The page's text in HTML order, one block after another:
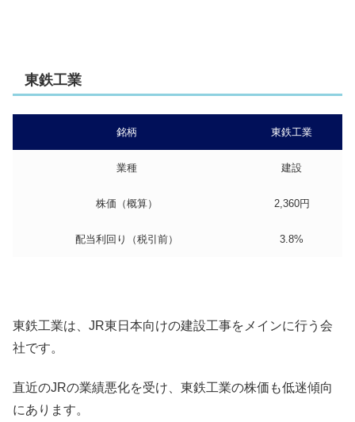
東鉄工業
銘柄 東鉄工業
業種 建設
株価（概算） 2,360円
配当利回り（税引前） 3.8%
東鉄工業は、JR東日本向けの建設工事をメインに行う会
社です。
直近のJRの業績悪化を受け、東鉄工業の株価も低迷傾向
にあります。